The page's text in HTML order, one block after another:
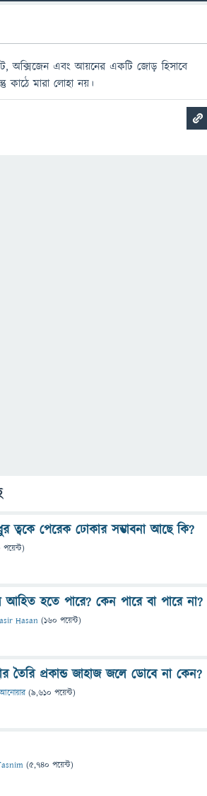
অক্সিজেন এবং আয়নের একটি জোড় হিসাবে
কাঠে মারা লোহা নয়।
ত্বকে পেরেক ঢোকার সম্ভাবনা আছে কি?
পয়েন্ট)
আহিত হতে পারে? কেন পারে বা পারে না?
Hasan (160 পয়েন্ট)
প্রকান্ড জাহাজ জলে ডোবে না কেন?
(9,610 পয়েন্ট)
(5,740 পয়েন্ট)